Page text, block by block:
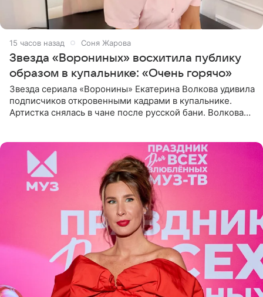
15 часов назад Соня Жарова
Звезда «Ворониных» восхитила публику
образом в купальнике: «Очень горячо»
Звезда сериала «Воронины» Екатерина Волкова удивила
подписчиков откровенными кадрами в купальнике.
Артистка снялась в чане после русской бани. Волкова